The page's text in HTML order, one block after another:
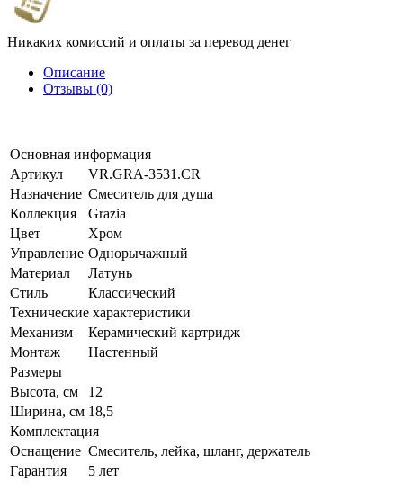
Никаких комиссий и оплаты за перевод денег
Описание
Отзывы (0)
Основная информация
Артикул
VR.GRA-3531.CR
Назначение Смеситель для душа
Коллекция
Grazia
Цвет
Хром
Управление Однорычажный
Материал
Латунь
Стиль
Классический
Технические характеристики
Механизм
Керамический картридж
Монтаж
Настенный
Размеры
Высота, см
12
Ширина, см 18,5
Комплектация
Оснащение Смеситель, лейка, шланг, держатель
Гарантия
5 лет